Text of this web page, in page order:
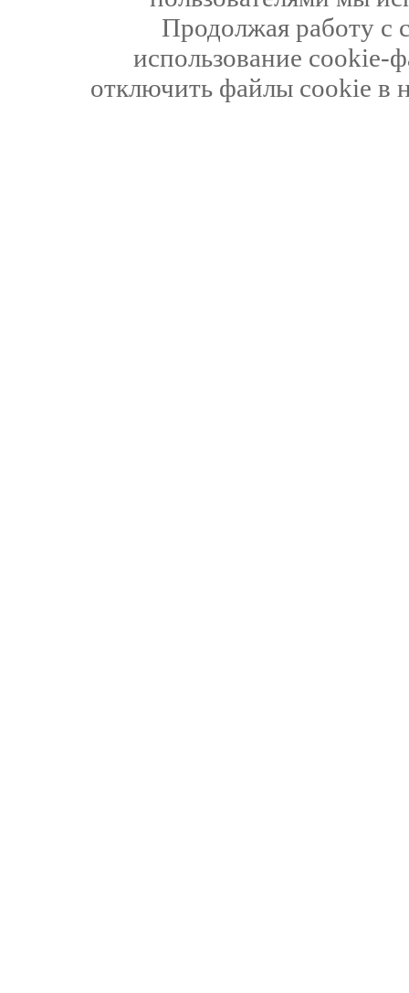
Продолжая работу с
использование cookie-
отключить файлы cookie в